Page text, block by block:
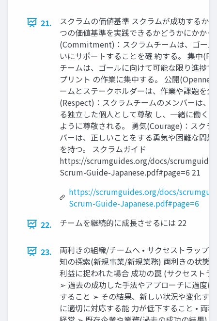
21.
スクラムの価値基準 スクラムが成功するか
つの価値基準を実践できるかどうかにかか
(Commitment)：スクラムチームは、ゴー
いにサポートすることを確 約する。 集中
チームは、ゴールに向けて可能な限り進捗
プリント の作業に集中する。 公開
ームとステークホルダーは、作業や課題を
(Respect)：スクラムチームのメンバーは、
る独⽴した個人として尊敬 し、一緒に働く
ように尊敬される。 勇気(Courage)：スクラ
バーは、正しいことをする勇気や困難な問
を持つ。 スクラムガイド
https://scrumguides.org/docs/
Scrum-Guide-Japanese.pdf#page=6 21
https://scrumguides.org/docs/
Scrum-Guide-Japanese.pdf#page=6
22.
チームを継続的に成長させるには 22
23.
両利きの組織/チームへ • サクセストラップ
知の探索(新規事業/新規業務) 両利きの状態
利益に捉われた場合 成功の罠 (サクセストラ
➢ 過去の成功した手法やアプローチに過度
すること ➢ その結果、新しい状況や変化す
に適切に対応する能 力が低下すること • 両